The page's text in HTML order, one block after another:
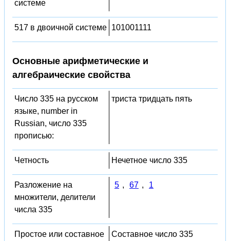
системе
517 в двоичной системе 101001111
Основные арифметические и
алгебраические свойства
Число 335 на русском
языке, number in
Russian, число 335
прописью:
триста тридцать пять
Четность Нечетное число 335
Разложение на
множители, делители
числа 335
5 , 67 , 1
Простое или составное
Составное число 335